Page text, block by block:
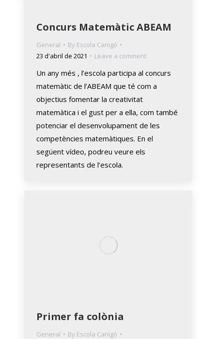
Concurs Matemàtic ABEAM
General By Escola Canigó
23 d'abril de 2021
Leave a comment
Un any més , l’escola participa al concurs
matemàtic de l’ABEAM que té com a
objectius fomentar la creativitat
matemàtica i el gust per a ella, com també
potenciar el desenvolupament de les
competències matemàtiques. En el
següent vídeo, podreu veure els
representants de l’escola.
Primer fa colònia
General By Escola Canigó